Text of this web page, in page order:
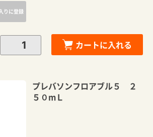
りに登録
カートに入れる
プレバソンフロアブル５ ２
５０mＬ